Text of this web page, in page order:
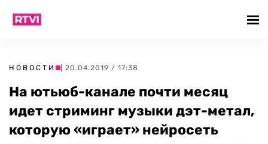
НОВОСТИ | 20.04.2019 / 17:38
На ютьюб-канале почти месяц
идет стриминг музыки дэт-метал,
которую «играет» нейросеть